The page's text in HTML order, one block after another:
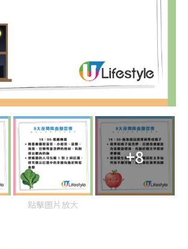
+8
點擊圖片放大